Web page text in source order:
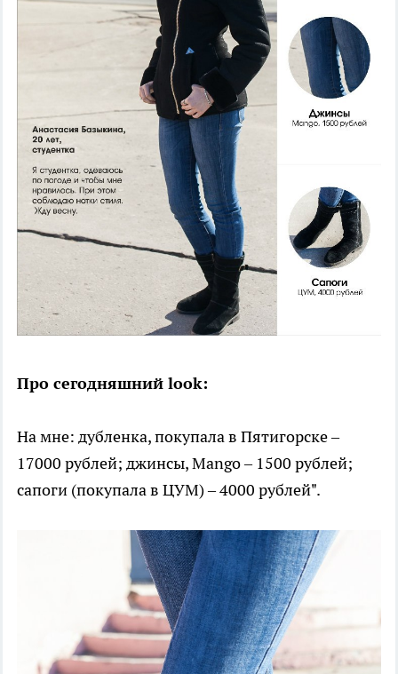
Про сегодняшний look:
На мне: дубленка, покупала в Пятигорске –
17000 рублей; джинсы, Mango – 1500 рублей;
сапоги (покупала в ЦУМ) – 4000 рублей".